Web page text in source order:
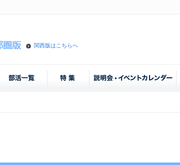
関西版はこちらへ